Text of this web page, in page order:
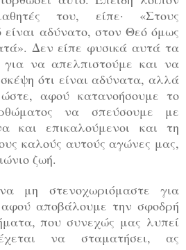
του, είπε· «Στους
αδύνατο, στον Θεό όμως
Δεν είπε φυσικά αυτά τα
να απελπιστούμε και να
ότι είναι αδύνατα, αλλά
αφού κατανοήσουμε το
να σπεύσουμε με
και επικαλούμενοι και τη
καλούς αυτούς αγώνες μας,
ζωή.
μη στενοχωριόμαστε για
αποβάλουμε την σφοδρή
που συνεχώς μας λυπεί
να σταματήσει, ας